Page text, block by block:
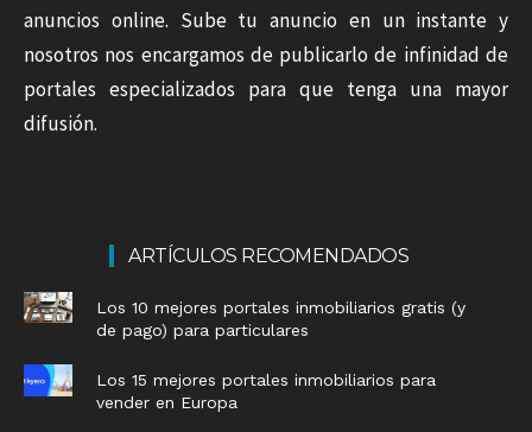
anuncios online. Sube tu anuncio en un instante y
nosotros nos encargamos de publicarlo de infinidad de
portales especializados para que tenga una mayor
difusión.
ARTÍCULOS RECOMENDADOS
Los 10 mejores portales inmobiliarios gratis (y
de pago) para particulares
Los 15 mejores portales inmobiliarios para
vender en Europa